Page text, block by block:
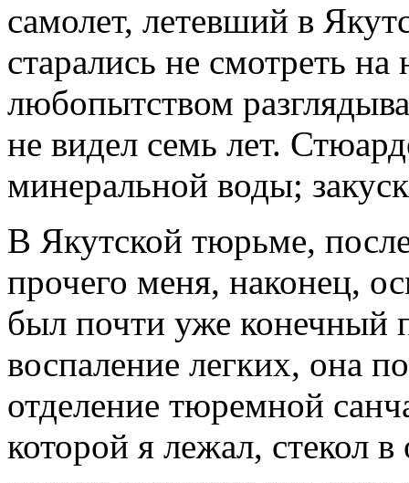
самолет, летевший в
старались не смотреть
любопытством
не видел семь лет.
минеральной воды;
В Якутской тюрьме,
прочего меня, наконец,
был почти уже конечный
воспаление легких, она
отделение тюремной
которой я лежал, стекол